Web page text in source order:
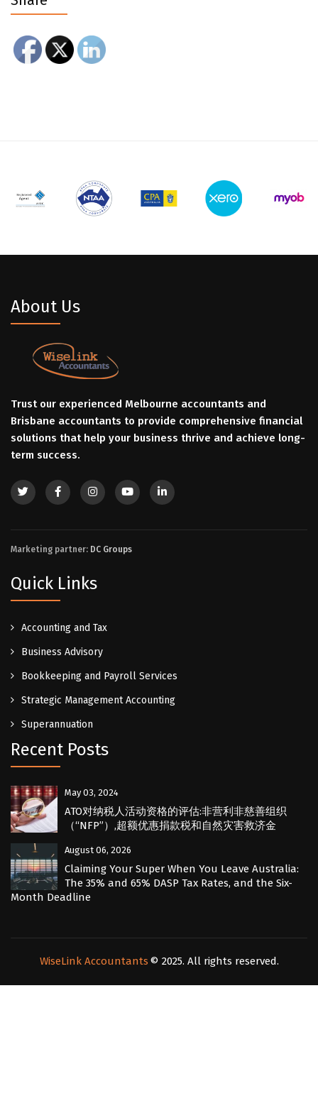
About Us
Trust our experienced Melbourne accountants and
Brisbane accountants to provide comprehensive financial
solutions that help your business thrive and achieve long-
term success.
Marketing partner: DC Groups
Quick Links
Accounting and Tax
Business Advisory
Bookkeeping and Payroll Services
Strategic Management Accounting
Superannuation
Recent Posts
May 03, 2024
ATO对纳税人活动资格的评估:非营利非慈善组织
（“NFP”）,超额优惠捐款税和自然灾害救济金
August 06, 2026
Claiming Your Super When You Leave Australia:
The 35% and 65% DASP Tax Rates, and the Six-
Month Deadline
WiseLink Accountants © 2025. All rights reserved.